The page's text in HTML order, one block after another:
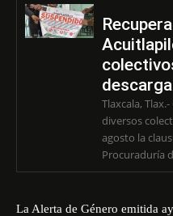
Tlaxcala,
diversos
agosto la
Procuraduría
La Alerta de Género emitida